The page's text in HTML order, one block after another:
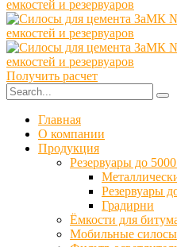
Получить расчет
Главная
О компании
Продукция
Резервуары до
Резервуары
Градирни
Ёмкости для
Мобильные силосы